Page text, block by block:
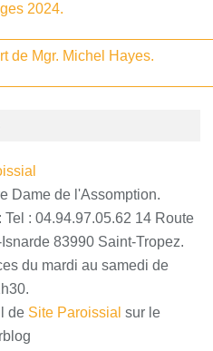
Dame de l'Assomption.
Tel : 04.94.97.05.62 14 Route
83990 Saint-Tropez.
du mardi au samedi de
de Site Paroissial sur le
2024.
de Mgr. Michel Hayes.